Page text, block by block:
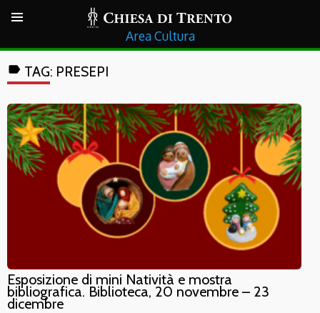
Cultura
label TAG: PRESEPI
Esposizione di mini Natività e mostra
bibliografica. Biblioteca, 20 novembre – 23
dicembre